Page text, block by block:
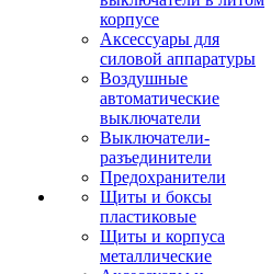
корпусе
Аксессуары для
силовой аппаратуры
Воздушные
автоматические
выключатели
Выключатели-
разъединители
Предохранители
Щиты и боксы
пластиковые
Щиты и корпуса
металлические